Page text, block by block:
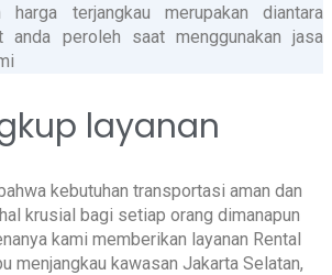
harga terjangkau merupakan diantara
anda peroleh saat menggunakan jasa
layanan
kebutuhan transportasi aman dan
krusial bagi setiap orang dimanapun
kami memberikan layanan Rental
menjangkau kawasan Jakarta Selatan,